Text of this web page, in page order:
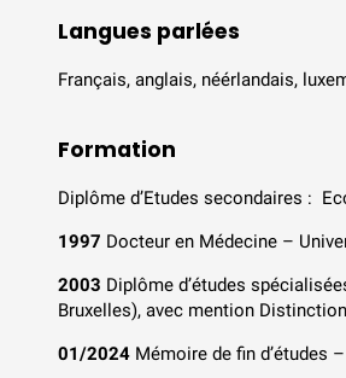
Langues parlées
Français, anglais, néérlandais,
Formation
Diplôme d’Etudes secondaires :
1997 Docteur en Médecine –
2003 Diplôme d’études
Bruxelles), avec mention Distinction
01/2024 Mémoire de fin d’études